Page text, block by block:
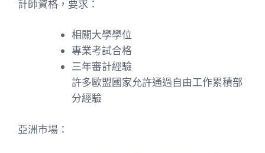
計師資格，要求：
相關大學學位
專業考試合格
三年審計經驗
許多歐盟國家允許通過自由工作累積部
分經驗
亞洲市場：